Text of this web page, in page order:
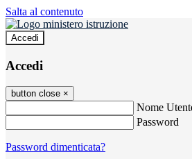
Salta al contenuto
Accedi
Accedi
button close ×
Nome
Password
Password dimenticata?